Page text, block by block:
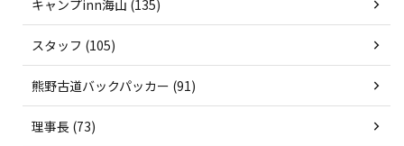
キャンプinn海山 (135)
スタッフ (105)
熊野古道バックパッカー (91)
理事長 (73)